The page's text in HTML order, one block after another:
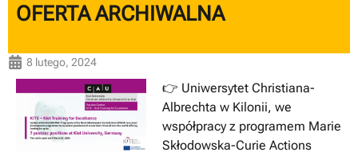
OFERTA ARCHIWALNA
8 lutego, 2024
👉 Uniwersytet Christiana-
Albrechta w Kilonii, we
współpracy z programem Marie
Skłodowska-Curie Actions